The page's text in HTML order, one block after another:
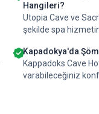
Hangileri?
Utopia Cave ve
şekilde spa
Kapadokya'da
Kappadoks Cave
varabileceğiniz